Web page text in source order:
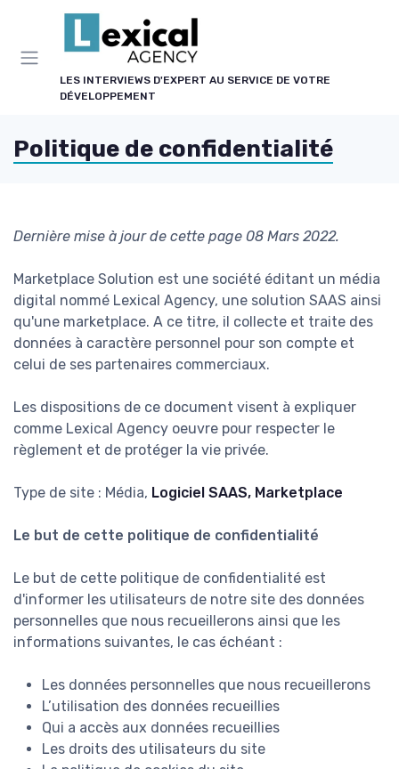
LES INTERVIEWS D'EXPERT AU SERVICE DE VOTRE
DÉVELOPPEMENT
Politique de confidentialité
Dernière mise à jour de cette page 08 Mars 2022.
Marketplace Solution est une société éditant un média
digital nommé Lexical Agency, une solution SAAS ainsi
qu'une marketplace. A ce titre, il collecte et traite des
données à caractère personnel pour son compte et
celui de ses partenaires commerciaux.
Les dispositions de ce document visent à expliquer
comme Lexical Agency oeuvre pour respecter le
règlement et de protéger la vie privée.
Type de site : Média, Logiciel SAAS, Marketplace
Le but de cette politique de confidentialité
Le but de cette politique de confidentialité est
d'informer les utilisateurs de notre site des données
personnelles que nous recueillerons ainsi que les
informations suivantes, le cas échéant :
Les données personnelles que nous recueillerons
L’utilisation des données recueillies
Qui a accès aux données recueillies
Les droits des utilisateurs du site
Panneau de gestion des cookies